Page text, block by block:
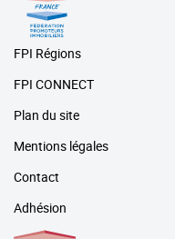
FPI Régions
FPI CONNECT
Plan du site
Mentions légales
Contact
Adhésion